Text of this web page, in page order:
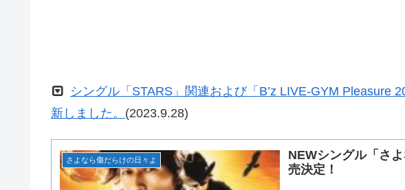
シングル「STARS」関連および「B’z LIVE-GYM Pleasure
新しました。 (2023.9.28)
さよなら傷だらけの日々よ
NEWシングル「さ
売決定！